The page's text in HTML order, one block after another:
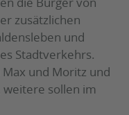
zusätzlichen
und
Stadtverkehrs.
und Moritz und
weitere sollen im